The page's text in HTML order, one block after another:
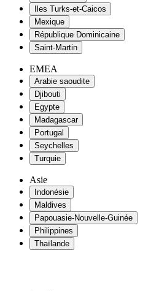
Iles Turks-et-Caicos
Mexique
République Dominicaine
Saint-Martin
EMEA
Arabie saoudite
Djibouti
Egypte
Madagascar
Portugal
Seychelles
Turquie
Asie
Indonésie
Maldives
Papouasie-Nouvelle-Guinée
Philippines
Thaïlande